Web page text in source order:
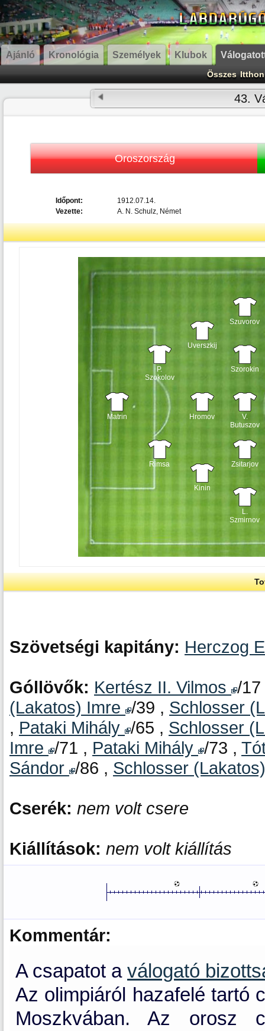
Ajánló Kronológia Személyek Klubok
Összes Itthon
43.
Oroszország
Időpont:
1912.07.14.
Vezette:
A. N. Schulz, Német
Matrin
P.
Szokolov
Rimsa
Uverszkij
Hromov
Kinin
Szuvorov
Szorokin
V.
Butuszov
Zsitarjov
L.
Szmirnov
Szövetségi kapitány: Herczog
Góllövők: Kertész II. Vilmos /
(Lakatos) Imre /39 , Schlosser
, Pataki Mihály /65 , Schlosser
Imre /71 , Pataki Mihály /73 ,
Sándor /86 , Schlosser
Cserék: nem volt csere
Kiállítások: nem volt kiállítás
Kommentár:
A csapatot a válogató
Az olimpiáról hazafelé tartó
Moszkvában. Az orosz